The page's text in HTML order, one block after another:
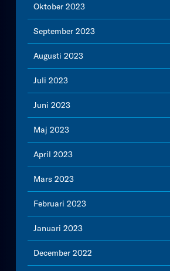
Oktober 2023
September 2023
Augusti 2023
Juli 2023
Juni 2023
Maj 2023
April 2023
Mars 2023
Februari 2023
Januari 2023
December 2022